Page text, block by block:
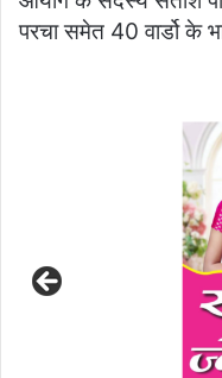
परचा समेत 40 वार्डो के